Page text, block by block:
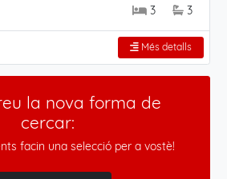
3 3
Més detalls
la nova forma de
cercar:
facin una selecció per a vostè!